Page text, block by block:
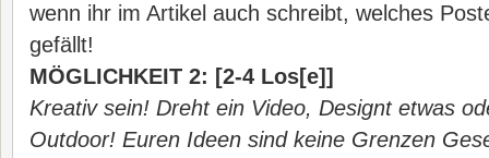
wenn ihr im Artikel auch schreibt, welches
gefällt!
MÖGLICHKEIT 2: [2-4 Los[e]]
Kreativ sein! Dreht ein Video, Designt etwas
Outdoor! Euren Ideen sind keine Grenzen